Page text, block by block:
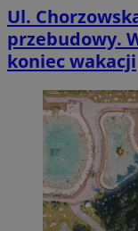
Ul.
przebudowy.
koniec wakacji